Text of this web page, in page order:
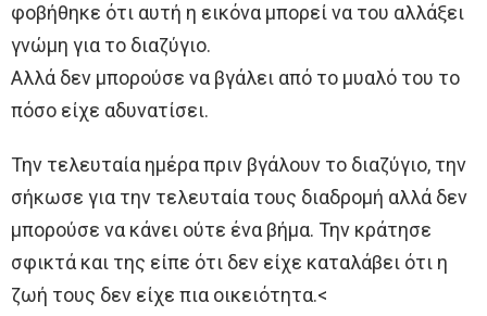
φοβήθηκε ότι αυτή η εικόνα μπορεί να του αλλάξει
γνώμη για το διαζύγιο.
Αλλά δεν μπορούσε να βγάλει από το μυαλό του το
πόσο είχε αδυνατίσει.
Την τελευταία ημέρα πριν βγάλουν το διαζύγιο, την
σήκωσε για την τελευταία τους διαδρομή αλλά δεν
μπορούσε να κάνει ούτε ένα βήμα. Την κράτησε
σφικτά και της είπε ότι δεν είχε καταλάβει ότι η
ζωή τους δεν είχε πια οικειότητα.<